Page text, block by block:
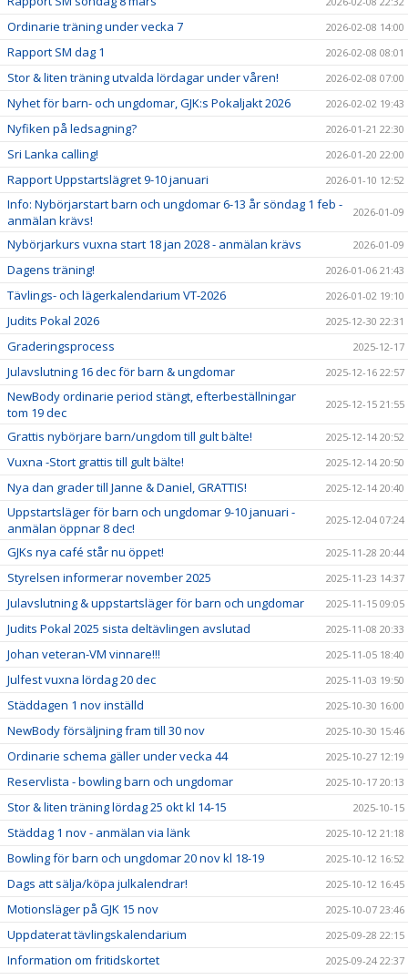
Ordinarie träning under vecka 7 2026-02-08 14:00
Rapport SM dag 1 2026-02-08 08:01
Stor & liten träning utvalda lördagar under våren! 2026-02-08 07:00
Nyhet för barn- och ungdomar, GJK:s Pokaljakt 2026 2026-02-02 19:43
Nyfiken på ledsagning? 2026-01-21 22:30
Sri Lanka calling! 2026-01-20 22:00
Rapport Uppstartslägret 9-10 januari 2026-01-10 12:52
Info: Nybörjarstart barn och ungdomar 6-13 år söndag 1 feb -
anmälan krävs!
2026-01-09
Nybörjarkurs vuxna start 18 jan 2028 - anmälan krävs 2026-01-09
Dagens träning! 2026-01-06 21:43
Tävlings- och lägerkalendarium VT-2026 2026-01-02 19:10
Judits Pokal 2026 2025-12-30 22:31
Graderingsprocess 2025-12-17
Julavslutning 16 dec för barn & ungdomar 2025-12-16 22:57
NewBody ordinarie period stängt, efterbeställningar
tom 19 dec
2025-12-15 21:55
Grattis nybörjare barn/ungdom till gult bälte! 2025-12-14 20:52
Vuxna -Stort grattis till gult bälte! 2025-12-14 20:50
Nya dan grader till Janne & Daniel, GRATTIS! 2025-12-14 20:40
Uppstartsläger för barn och ungdomar 9-10 januari -
anmälan öppnar 8 dec!
2025-12-04 07:24
GJKs nya café står nu öppet! 2025-11-28 20:44
Styrelsen informerar november 2025 2025-11-23 14:37
Julavslutning & uppstartsläger för barn och ungdomar 2025-11-15 09:05
Judits Pokal 2025 sista deltävlingen avslutad 2025-11-08 20:33
Johan veteran-VM vinnare!!! 2025-11-05 18:40
Julfest vuxna lördag 20 dec 2025-11-03 19:50
Städdagen 1 nov inställd 2025-10-30 16:00
NewBody försäljning fram till 30 nov 2025-10-30 15:46
Ordinarie schema gäller under vecka 44 2025-10-27 12:19
Reservlista - bowling barn och ungdomar 2025-10-17 20:13
Stor & liten träning lördag 25 okt kl 14-15 2025-10-15
Städdag 1 nov - anmälan via länk 2025-10-12 21:18
Bowling för barn och ungdomar 20 nov kl 18-19 2025-10-12 16:52
Dags att sälja/köpa julkalendrar! 2025-10-12 16:45
Motionsläger på GJK 15 nov 2025-10-07 23:46
Uppdaterat tävlingskalendarium 2025-09-28 22:15
Information om fritidskortet 2025-09-24 22:37